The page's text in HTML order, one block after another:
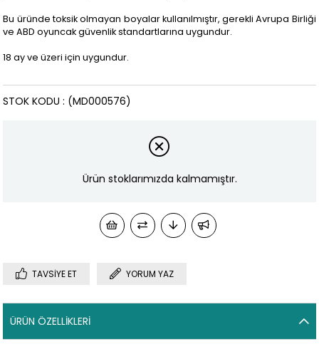
Bu üründe toksik olmayan boyalar kullanılmıştır, gerekli Avrupa Birliği
ve ABD oyuncak güvenlik standartlarına uygundur.
18 ay ve üzeri için uygundur.
(MD000576)
STOK KODU
Ürün stoklarımızda kalmamıştır.
TAVSIYE ET YORUM YAZ
ÜRÜN ÖZELLIKLERI